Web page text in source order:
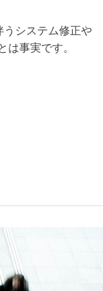
うシステム修正や
は事実です。